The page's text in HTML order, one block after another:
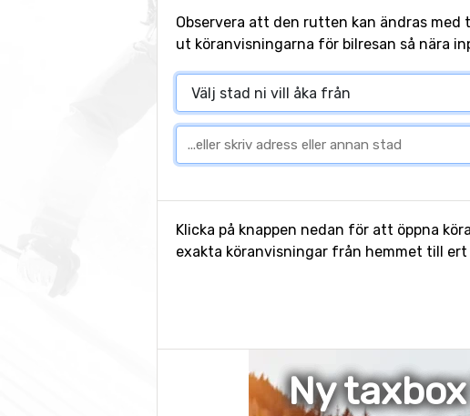
Observera att den rutten kan ändras med
ut köranvisningarna för bilresan så nära
Klicka på knappen nedan för att öppna
exakta köranvisningar från hemmet till
Ny